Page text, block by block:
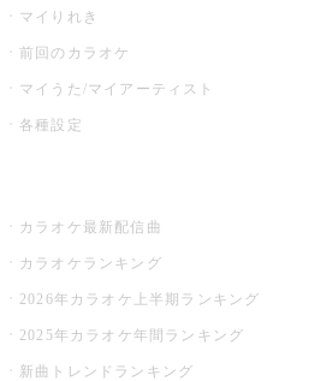
マイりれき
前回のカラオケ
マイうた/マイアーティスト
各種設定
カラオケ最新配信曲
カラオケランキング
2026年カラオケ上半期ランキング
2025年カラオケ年間ランキング
新曲トレンドランキング